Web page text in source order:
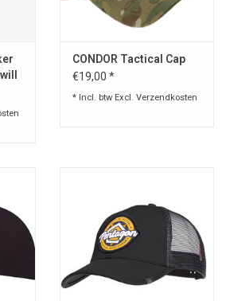
CONDOR Tactical Cap
€19,00 *
* Incl. btw Excl. Verzendkosten